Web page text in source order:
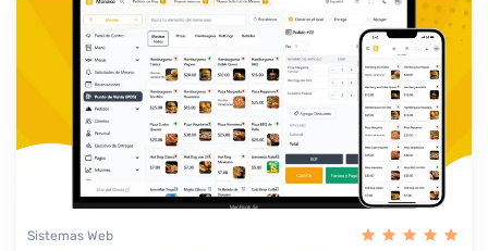
Sistemas Web